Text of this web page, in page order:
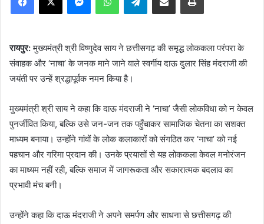
रायपुर:मुख्यमंत्री श्री विष्णुदेव साय ने छत्तीसगढ़ की समृद्ध लोककला परंपरा के
संवाहक और ‘नाचा’ के जनक माने जाने वाले स्वर्गीय दाऊ दुलार सिंह मंदराजी की
जयंती पर उन्हें श्रद्धापूर्वक नमन किया है।
मुख्यमंत्री श्री साय ने कहा कि दाऊ मंदराजी ने ‘नाचा’ जैसी लोकविधा को न केवल
पुनर्जीवित किया, बल्कि उसे जन-जन तक पहुँचाकर सामाजिक चेतना का सशक्त
माध्यम बनाया। उन्होंने गांवों के लोक कलाकारों को संगठित कर ‘नाचा’ को नई
पहचान और गरिमा प्रदान की। उनके प्रयासों से यह लोककला केवल मनोरंजन
का माध्यम नहीं रही, बल्कि समाज में जागरूकता और सकारात्मक बदलाव का
प्रभावी मंच बनी।
उन्होंने कहा कि दाऊ मंदराजी ने अपने समर्पण और साधना से छत्तीसगढ़ की